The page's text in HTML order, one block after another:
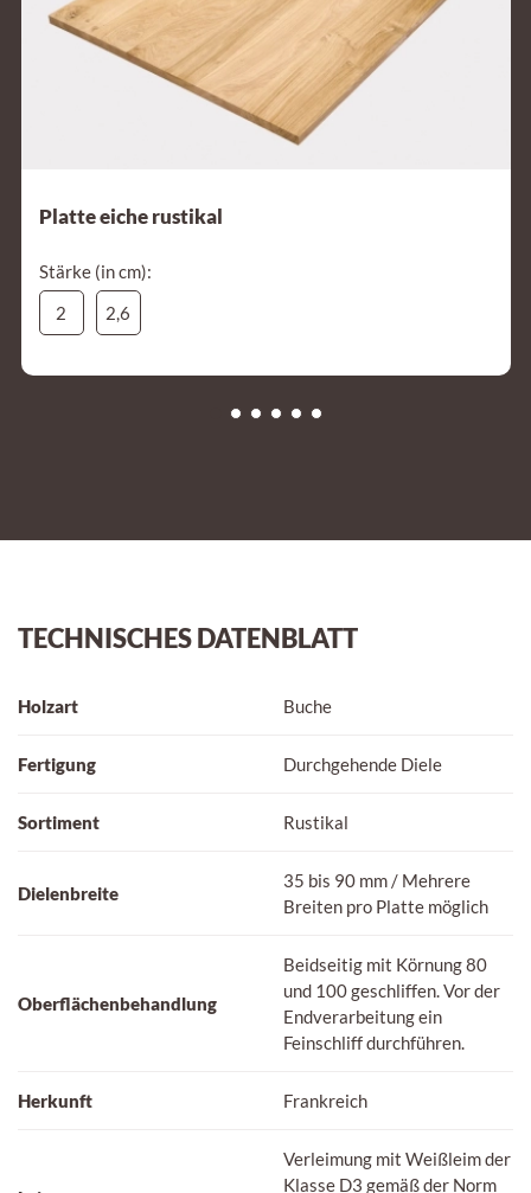
Platte eiche rustikal
Stärke (in cm):
2
2,6
TECHNISCHES DATENBLATT
Holzart Buche
Fertigung Durchgehende Diele
Sortiment Rustikal
Dielenbreite
35 bis 90 mm / Mehrere
Breiten pro Platte möglich
Oberflächenbehandlung
Beidseitig mit Körnung 80
und 100 geschliffen. Vor der
Endverarbeitung ein
Feinschliff durchführen.
Herkunft Frankreich
Verleimung mit Weißleim der
Klasse D3 gemäß der Norm